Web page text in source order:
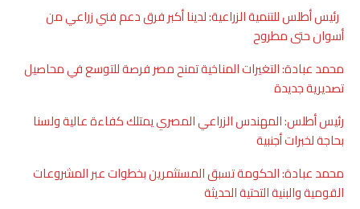
رئيس أطلس للتنمية الزراعية: لدينا أكبر فرق دعم فني زراعي من
أسوان حتى مطروح
محمد عبادة: التغيرات المناخية تمنح مصر فرصة للتوسع في محاصيل
تصديرية جديدة
رئيس أطلس: المهندس الزراعي المصري يمتلك كفاءة عالية ولسنا
بحاجة لخبرات أجنبية
محمد عبادة: الحكومة تسبق المستثمرين بخطوات عبر المشروعات
القومية والبنية التحتية الحديثة